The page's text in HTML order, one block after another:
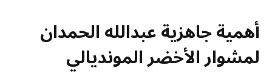
أهمية جاهزية عبدالله الحمدان
لمشوار الأخضر المونديالي